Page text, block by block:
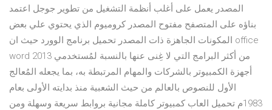
المصدر يعمل على أغلب أنظمة التشغيل من تطوير جوجل اعتمد
بناؤه على المتصفح مفتوح المصدر كروميوم الذي يحتوي علي بعض
المكونات الجاهزة ذات المصدر تحميل برنامج الوورد حيث ان office
word 2013 من أكثر البرامج التي لا غِنى عنها بالنسبة لمُستخدمي
أجهزة الكمبيوتر بالشركات والمهام المرتبطة به، بما يجعله المُعالج
الأول للنصوص بالعالم من حيث الشعبية منذ بدايته الأولى بعام
1983م تحميل العاب كمبيوتر كاملة مجانية بروابط سريعة وسهلة ومن